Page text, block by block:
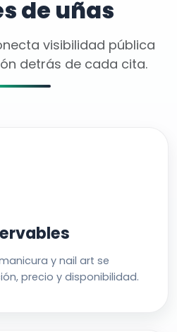
de uñas
visibilidad pública
detrás de cada cita.
y nail art se
precio y disponibilidad.